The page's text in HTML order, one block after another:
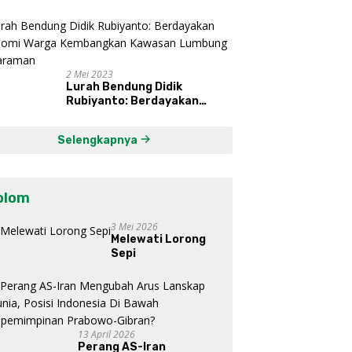
Proses, Dengarkan Suara
Masyarakat, dan Syukuri
Hasil
2 Mei 2023
Lurah Bendung Didik
Rubiyanto: Berdayakan
Mataraman
Selengkapnya
3 Mei 2026
Melewati Lorong
Sepi
13 April 2026
Perang AS-Iran